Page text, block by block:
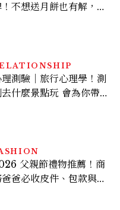
！不想送月餅也有解，送
理測驗｜旅行心理學！測
什麼景點玩 會為你帶來
父親節禮物推薦！商
爸爸必收皮件、包款與鞋